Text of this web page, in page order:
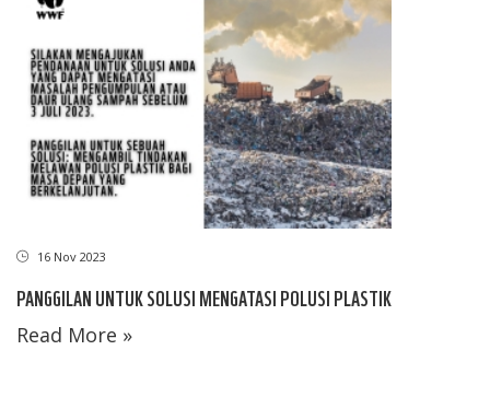
16 Nov 2023
PANGGILAN UNTUK SOLUSI MENGATASI POLUSI PLASTIK
Read More »